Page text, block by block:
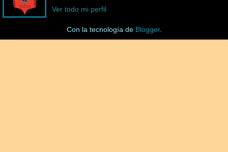
Ver todo mi perfil
Con la tecnología de Blogger.